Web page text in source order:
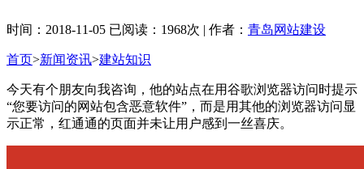
时间：2018-11-05 已阅读：1968次 | 作者： 青岛网站建设
首页>新闻资讯>建站知识
今天有个朋友向我咨询，他的站点在用谷歌浏览器访问时提示
“您要访问的网站包含恶意软件”，而是用其他的浏览器访问显
示正常，红通通的页面并未让用户感到一丝喜庆。